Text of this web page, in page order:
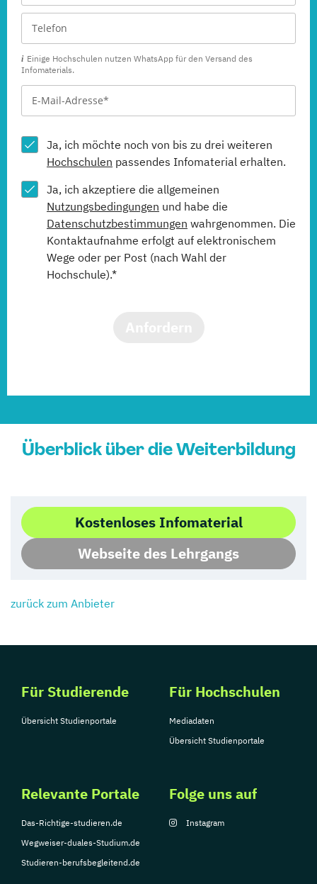
Einige Hochschulen nutzen WhatsApp für den Versand des
Infomaterials.
Ja, ich möchte noch von bis zu drei weiteren
Hochschulen passendes Infomaterial erhalten.
Ja, ich akzeptiere die allgemeinen
Nutzungsbedingungen und habe die
Datenschutzbestimmungen wahrgenommen. Die
Kontaktaufnahme erfolgt auf elektronischem
Wege oder per Post (nach Wahl der
Hochschule).*
Überblick über die Weiterbildung
Kostenloses Infomaterial
Webseite des Lehrgangs
zurück zum Anbieter
Für Studierende
Übersicht Studienportale
Für Hochschulen
Mediadaten
Übersicht Studienportale
Relevante Portale
Das-Richtige-studieren.de
Wegweiser-duales-Studium.de
Studieren-berufsbegleitend.de
Folge uns auf
Instagram